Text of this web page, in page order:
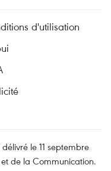
d'utilisation
le 11 septembre
de la Communication.